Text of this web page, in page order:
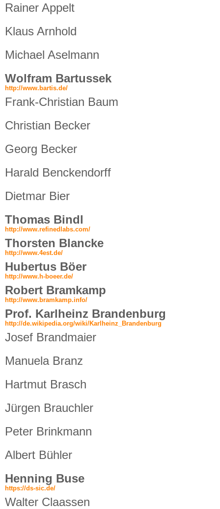
Rainer Appelt
Klaus Arnhold
Michael Aselmann
Wolfram Bartussek
http://www.bartis.de/
Frank-Christian Baum
Christian Becker
Georg Becker
Harald Benckendorff
Dietmar Bier
Thomas Bindl
http://www.refinedlabs.com/
Thorsten Blancke
http://www.4est.de/
Hubertus Böer
http://www.h-boeer.de/
Robert Bramkamp
http://www.bramkamp.info/
Prof. Karlheinz Brandenburg
http://de.wikipedia.org/wiki/Karlheinz_Brandenburg
Josef Brandmaier
Manuela Branz
Hartmut Brasch
Jürgen Brauchler
Peter Brinkmann
Albert Bühler
Henning Buse
https://ds-sic.de/
Walter Claassen